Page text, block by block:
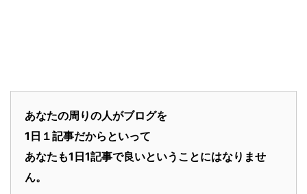
あなたの周りの人がブログを
1日１記事だからといって
あなたも1日1記事で良いということにはなりませ
ん。